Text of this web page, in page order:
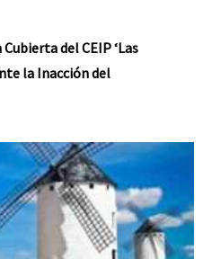
del CEIP ‘Las
la Inacción del